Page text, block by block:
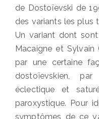
de Dostoïevski de
des variants les plus
Un variant dont
Macaigne et Sylvain
par une certaine
dostoïevskien,
éclectique et
paroxystique. Pour
symptômes de ce